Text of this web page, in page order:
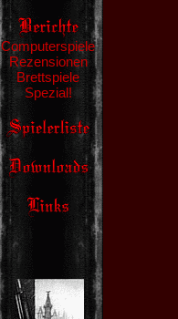
Computerspiele
Rezensionen
Brettspiele
Spezial!